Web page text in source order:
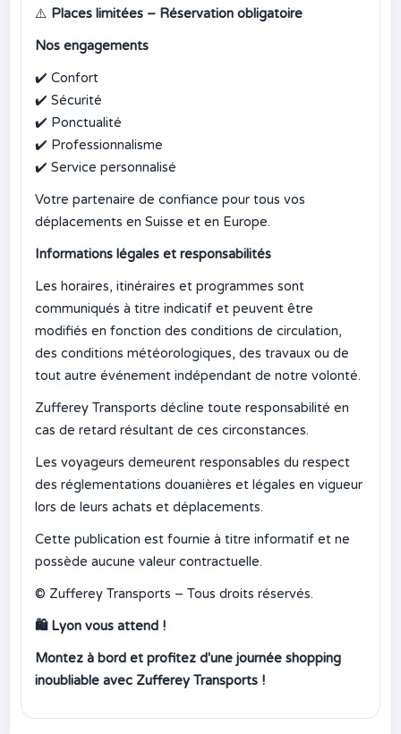
⚠️ Places limitées – Réservation obligatoire
Nos engagements
✔️ Confort
✔️ Sécurité
✔️ Ponctualité
✔️ Professionnalisme
✔️ Service personnalisé
Votre partenaire de confiance pour tous vos
déplacements en Suisse et en Europe.
Informations légales et responsabilités
Les horaires, itinéraires et programmes sont
communiqués à titre indicatif et peuvent être
modifiés en fonction des conditions de circulation,
des conditions météorologiques, des travaux ou de
tout autre événement indépendant de notre volonté.
Zufferey Transports décline toute responsabilité en
cas de retard résultant de ces circonstances.
Les voyageurs demeurent responsables du respect
des réglementations douanières et légales en vigueur
lors de leurs achats et déplacements.
Cette publication est fournie à titre informatif et ne
possède aucune valeur contractuelle.
© Zufferey Transports – Tous droits réservés.
🛍️Lyon vous attend !
Montez à bord et profitez d'une journée shopping
inoubliable avec Zufferey Transports !